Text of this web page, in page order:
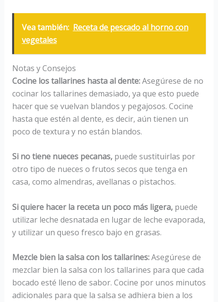
Vea también: Receta de pescado al horno con
vegetales
Notas y Consejos
Cocine los tallarines hasta al dente:Asegúrese de no
cocinar los tallarines demasiado, ya que esto puede
hacer que se vuelvan blandos y pegajosos. Cocine
hasta que estén al dente, es decir, aún tienen un
poco de textura y no están blandos.
Si no tiene nueces pecanas,puede sustituirlas por
otro tipo de nueces o frutos secos que tenga en
casa, como almendras, avellanas o pistachos.
Si quiere hacer la receta un poco más ligera,puede
utilizar leche desnatada en lugar de leche evaporada,
y utilizar un queso fresco bajo en grasas.
Mezcle bien la salsa con los tallarines:Asegúrese de
mezclar bien la salsa con los tallarines para que cada
bocado esté lleno de sabor. Cocine por unos minutos
adicionales para que la salsa se adhiera bien a los